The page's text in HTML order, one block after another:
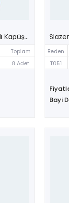
Slazenger KIMBERLEY IN Kadın Fermuarlı Kapüşonlu Cepli Lacivert Sweatshırt
Toplam
8 Adet
Beden
T051
Bayi